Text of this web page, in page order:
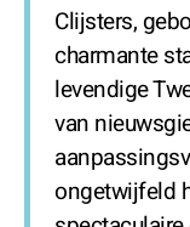
Clijsters,
charmante
levendige
van
ongetwijfeld